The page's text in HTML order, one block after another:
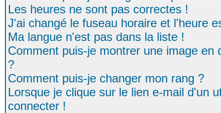
Les heures ne sont pas correctes !
J'ai changé le fuseau horaire et l'heure
Ma langue n'est pas dans la liste !
Comment puis-je montrer une image
?
Comment puis-je changer mon rang ?
Lorsque je clique sur le lien e-mail d'un
connecter !